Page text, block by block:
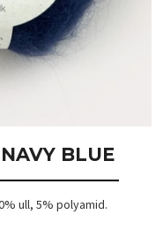
BLUE
ull, 5% polyamid.